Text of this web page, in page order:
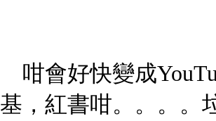
咁會好快變成
基，紅書咁。。。。